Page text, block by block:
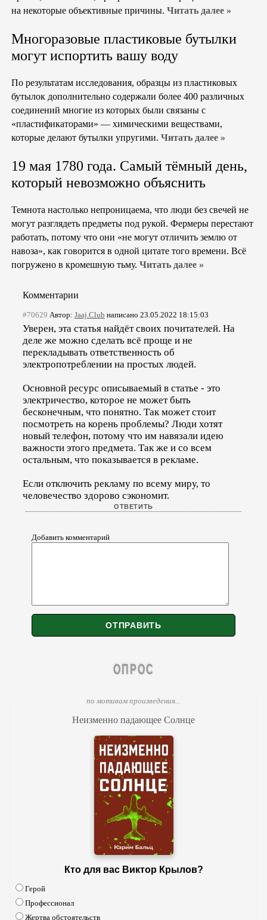
на некоторые объективные причины. Читать далее »
Многоразовые пластиковые бутылки
могут испортить вашу воду
По результатам исследования, образцы из пластиковых
бутылок дополнительно содержали более 400 различных
соединений многие из которых были связаны с
«пластификаторами» — химическими веществами,
которые делают бутылки упругими. Читать далее »
19 мая 1780 года. Самый тёмный день,
который невозможно объяснить
Темнота настолько непроницаема, что люди без свечей не
могут разглядеть предметы под рукой. Фермеры перестают
работать, потому что они «не могут отличить землю от
навоза», как говорится в одной цитате того времени. Всё
погружено в кромешную тьму. Читать далее »
Комментарии
#70629 Автор: Jaaj.Club написано 23.05.2022 18:15:03
Уверен, эта статья найдёт своих почитателей. На
деле же можно сделать всё проще и не
перекладывать ответственность об
электропотреблении на простых людей.
Основной ресурс описываемый в статье - это
электричество, которое не может быть
бесконечным, что понятно. Так может стоит
посмотреть на корень проблемы? Люди хотят
новый телефон, потому что им навязали идею
важности этого предмета. Так же и со всем
остальным, что показывается в рекламе.
Если отключить рекламу по всему миру, то
человечество здорово сэкономит.
Добавить комментарий
ОПРОС
по мотивам произведения...
Неизменно падающее Солнце
Кто для вас Виктор Крылов?
Герой
Профессионал
Жертва обстоятельств